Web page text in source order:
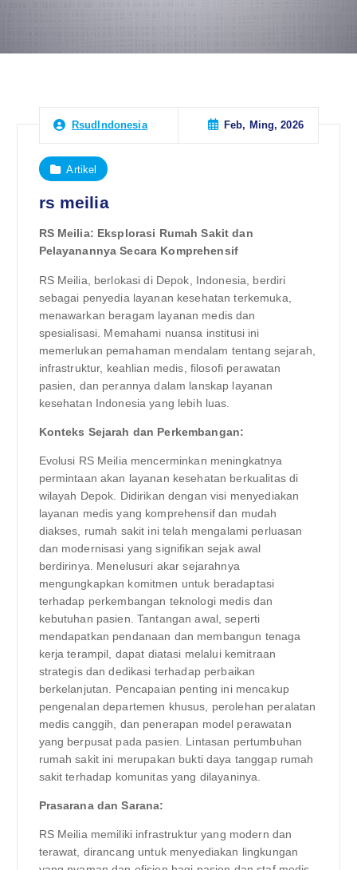
RsudIndonesia Feb, Ming, 2026
Artikel
rs meilia
RS Meilia: Eksplorasi Rumah Sakit dan
Pelayanannya Secara Komprehensif
RS Meilia, berlokasi di Depok, Indonesia, berdiri
sebagai penyedia layanan kesehatan terkemuka,
menawarkan beragam layanan medis dan
spesialisasi. Memahami nuansa institusi ini
memerlukan pemahaman mendalam tentang sejarah,
infrastruktur, keahlian medis, filosofi perawatan
pasien, dan perannya dalam lanskap layanan
kesehatan Indonesia yang lebih luas.
Konteks Sejarah dan Perkembangan:
Evolusi RS Meilia mencerminkan meningkatnya
permintaan akan layanan kesehatan berkualitas di
wilayah Depok. Didirikan dengan visi menyediakan
layanan medis yang komprehensif dan mudah
diakses, rumah sakit ini telah mengalami perluasan
dan modernisasi yang signifikan sejak awal
berdirinya. Menelusuri akar sejarahnya
mengungkapkan komitmen untuk beradaptasi
terhadap perkembangan teknologi medis dan
kebutuhan pasien. Tantangan awal, seperti
mendapatkan pendanaan dan membangun tenaga
kerja terampil, dapat diatasi melalui kemitraan
strategis dan dedikasi terhadap perbaikan
berkelanjutan. Pencapaian penting ini mencakup
pengenalan departemen khusus, perolehan peralatan
medis canggih, dan penerapan model perawatan
yang berpusat pada pasien. Lintasan pertumbuhan
rumah sakit ini merupakan bukti daya tanggap rumah
sakit terhadap komunitas yang dilayaninya.
Prasarana dan Sarana:
RS Meilia memiliki infrastruktur yang modern dan
terawat, dirancang untuk menyediakan lingkungan